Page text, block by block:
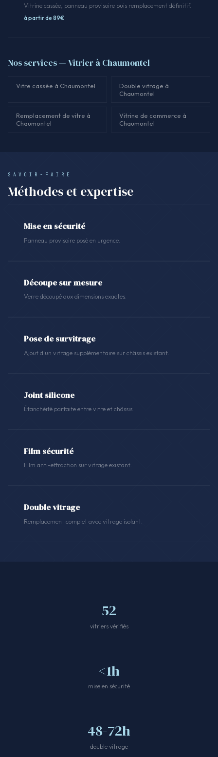
Vitrine cassée, panneau provisoire puis remplacement définitif.
à partir de 89€
Nos services — Vitrier à Chaumontel
Vitre cassée à Chaumontel
Double vitrage à
Chaumontel
Remplacement de vitre à
Chaumontel
Vitrine de commerce à
Chaumontel
SAVOIR-FAIRE
Méthodes et expertise
Mise en sécurité
Panneau provisoire posé en urgence.
Découpe sur mesure
Verre découpé aux dimensions exactes.
Pose de survitrage
Ajout d'un vitrage supplémentaire sur châssis existant.
Joint silicone
Étanchéité parfaite entre vitre et châssis.
Film sécurité
Film anti-effraction sur vitrage existant.
Double vitrage
Remplacement complet avec vitrage isolant.
52
vitriers vérifiés
<1h
mise en sécurité
48-72h
double vitrage